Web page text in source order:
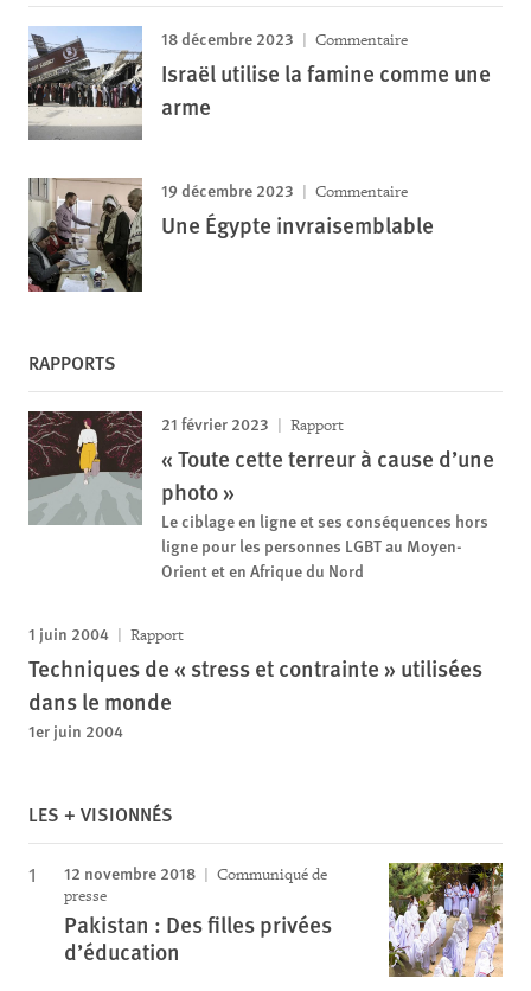
18 décembre 2023 Commentaire
Israël utilise la famine comme une
arme
19 décembre 2023 Commentaire
Une Égypte invraisemblable
RAPPORTS
21 février 2023 Rapport
« Toute cette terreur à cause d’une
photo »
Le ciblage en ligne et ses conséquences hors
ligne pour les personnes LGBT au Moyen-
Orient et en Afrique du Nord
1 juin 2004 Rapport
Techniques de « stress et contrainte » utilisées
dans le monde
1er juin 2004
LES + VISIONNÉS
12 novembre 2018
Communiqué de
presse
Pakistan : Des filles privées
d’éducation